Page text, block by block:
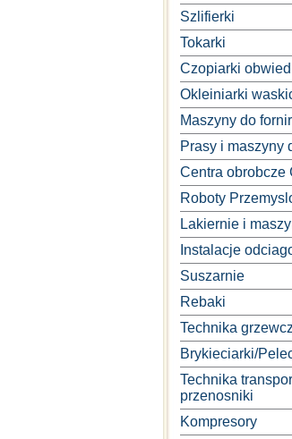
Szlifierki
Tokarki
Czopiarki
Okleiniarki
Maszyny do
Prasy i maszyny
Centra obrobcze
Roboty
Lakiernie i
Instalacje
Suszarnie
Rebaki
Technika
Brykieciarki/
Technika
przenosniki
Kompresory